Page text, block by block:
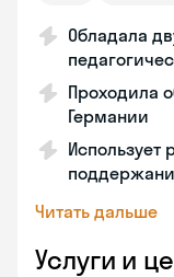
Обладала
Проходила
Германии
Использует
Читать дальше
Услуги и